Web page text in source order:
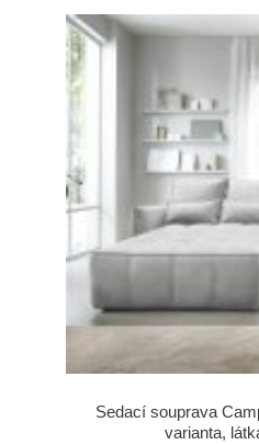
Sedací souprava
varianta,